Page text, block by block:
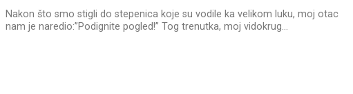
Nakon što smo stigli do stepenica koje su vodile ka velikom luku, moj otac
nam je naredio:”Podignite pogled!” Tog trenutka, moj vidokrug...